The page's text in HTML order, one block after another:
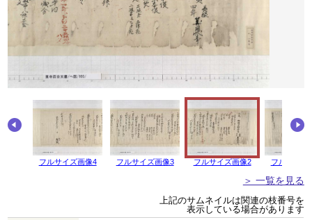
フルサイズ画像4 フルサイズ画像3 フルサイズ画像2 フルサイズ
＞ 一覧を見る
上記のサムネイルは関連の枝番号を
表示している場合があります